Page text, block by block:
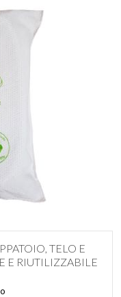
TELO E
E RIUTILIZZABILE